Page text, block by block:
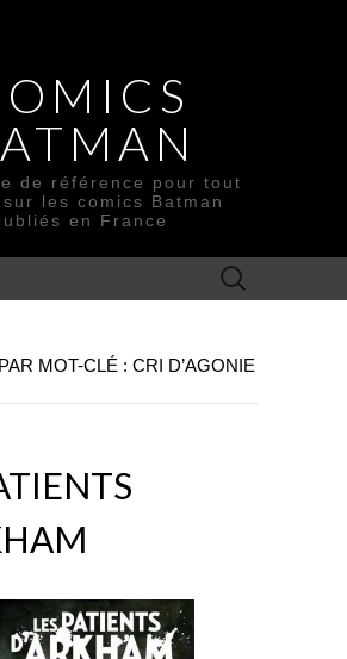
de référence pour tout
les comics Batman
en France
Rechercher :
MOT-CLÉ : CRI D’AGONIE